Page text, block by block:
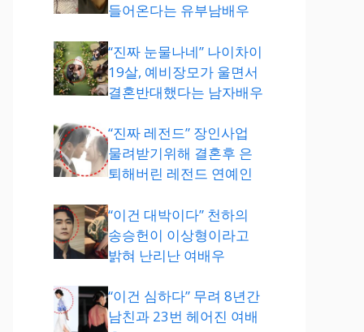
들어온다는 유부남배우
“진짜 눈물나네” 나이차이
19살, 예비장모가 울면서
결혼반대했다는 남자배우
“진짜 레전드” 장인사업
물려받기위해 결혼후 은
퇴해버린 레전드 연예인
“이건 대박이다” 천하의
송승헌이 이상형이라고
밝혀 난리난 여배우
“이건 심하다” 무려 8년간
남친과 23번 헤어진 여배